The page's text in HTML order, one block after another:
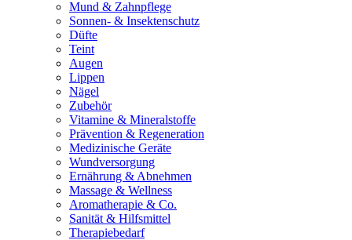
Mund & Zahnpflege
Sonnen- & Insektenschutz
Düfte
Teint
Augen
Lippen
Nägel
Zubehör
Vitamine & Mineralstoffe
Prävention & Regeneration
Medizinische Geräte
Wundversorgung
Ernährung & Abnehmen
Massage & Wellness
Aromatherapie & Co.
Sanität & Hilfsmittel
Therapiebedarf